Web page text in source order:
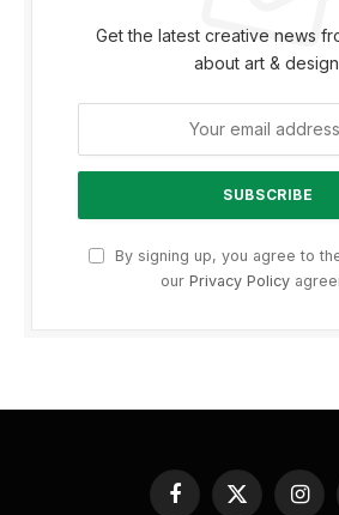
Get the latest creative news
about art &
By signing up, you agree to
our Privacy Policy
Facebook
X